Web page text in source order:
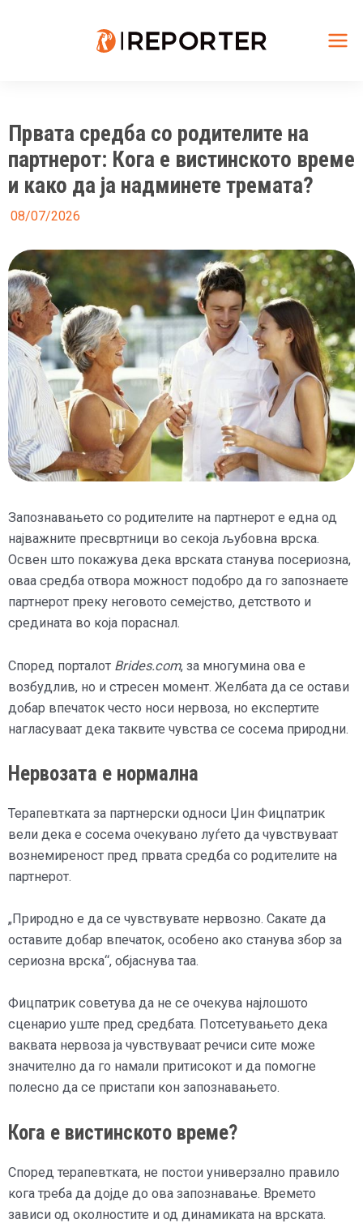
Првата средба со родителите на
партнерот: Кога е вистинското време
и како да ја надминете тремата?
08/07/2026
Запознавањето со родителите на партнерот е една од
најважните пресвртници во секоја љубовна врска.
Освен што покажува дека врската станува посериозна,
оваа средба отвора можност подобро да го запознаете
партнерот преку неговото семејство, детството и
средината во која пораснал.
Според порталот Brides.com, за многумина ова е
возбудлив, но и стресен момент. Желбата да се остави
добар впечаток често носи нервоза, но експертите
нагласуваат дека таквите чувства се сосема природни.
Нервозата е нормална
Терапевтката за партнерски односи Џин Фицпатрик
вели дека е сосема очекувано луѓето да чувствуваат
вознемиреност пред првата средба со родителите на
партнерот.
„Природно е да се чувствувате нервозно. Сакате да
оставите добар впечаток, особено ако станува збор за
сериозна врска“, објаснува таа.
Фицпатрик советува да не се очекува најлошото
сценарио уште пред средбата. Потсетувањето дека
ваквата нервоза ја чувствуваат речиси сите може
значително да го намали притисокот и да помогне
полесно да се пристапи кон запознавањето.
Кога е вистинското време?
Според терапевтката, не постои универзално правило
кога треба да дојде до ова запознавање. Времето
зависи од околностите и од динамиката на врската.